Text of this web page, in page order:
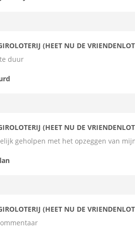
(HEET NU DE
duur
(HEET NU DE
geholpen met het opzeggen van
(HEET NU DE